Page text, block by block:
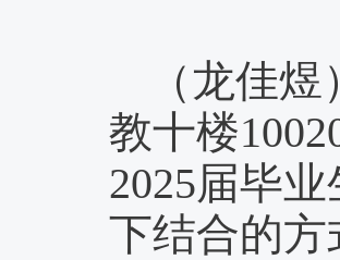
（龙佳煜
教十楼
2025届毕
下结合的方